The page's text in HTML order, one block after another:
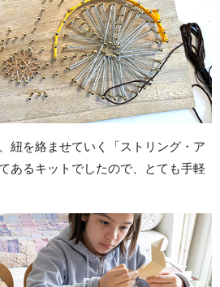
紐を絡ませていく「ストリング・ア
あるキットでしたので、とても手軽